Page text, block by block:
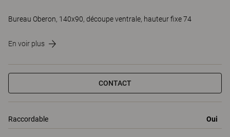
Bureau Oberon, 140x90, découpe ventrale, hauteur fixe 74
En voir plus
CONTACT
Raccordable Oui